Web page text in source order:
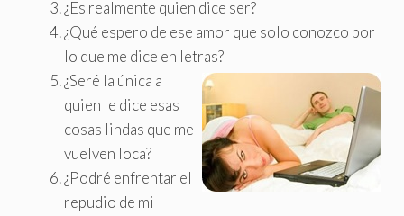
¿Es realmente quien dice ser?
¿Qué espero de ese amor que solo conozco por
lo que me dice en letras?
¿Seré la única a
quien le dice esas
cosas lindas que me
vuelven loca?
¿Podré enfrentar el
repudio de mi